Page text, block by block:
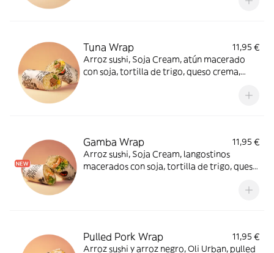
Tuna Wrap
11,95 €
Arroz sushi, Soja Cream, atún macerado
con soja, tortilla de trigo, queso crema,
Gamba Wrap
11,95 €
Arroz sushi, Soja Cream, langostinos
macerados con soja, tortilla de trigo, queso
Pulled Pork Wrap
11,95 €
Arroz sushi y arroz negro, Oli Urban, pulled